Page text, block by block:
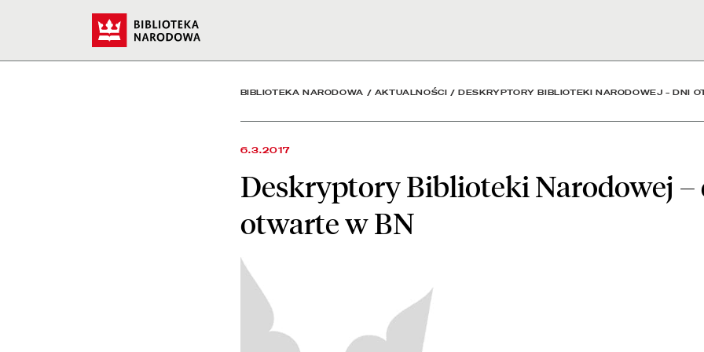
Deskryptory Biblioteki Narodowej – dni otwarte
BIBLIOTEKA NARODOWA / AKTUALNOŚCI /DESKRYPTORY BIBLIOTEKI NARODOWEJ – DNI
6.3.2017
Deskryptory Biblioteki Narodowej –
otwarte w BN